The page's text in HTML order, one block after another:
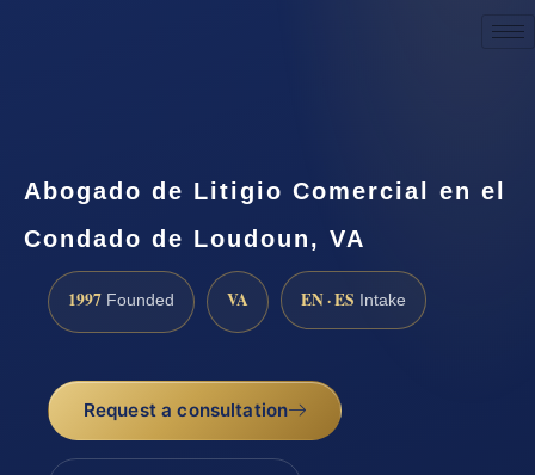
Abogado de Litigio Comercial en el
Condado de Loudoun, VA
1997 Founded VA EN · ES Intake
Request a consultation